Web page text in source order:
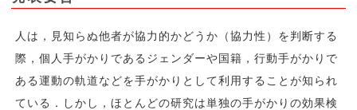
人は，見知らぬ他者が協力的かどうか（協力性）を判断する
際，個人手がかりであるジェンダーや国籍，行動手がかりで
ある運動の軌道などを手がかりとして利用することが知られ
ている．しかし，ほとんどの研究は単独の手がかりの効果検